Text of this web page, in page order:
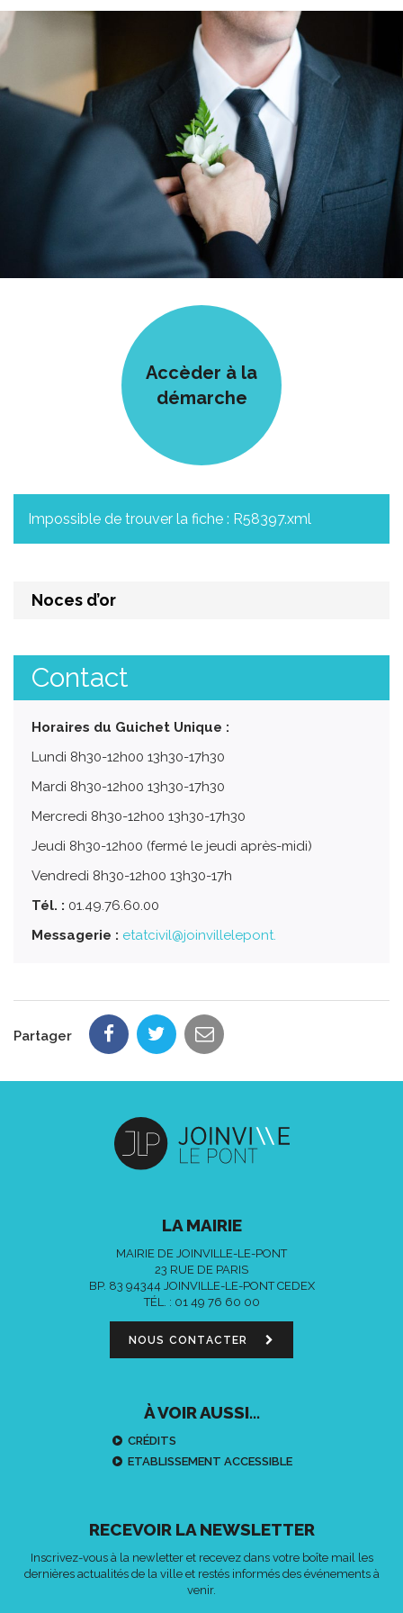
Accèder à la
démarche
Impossible de trouver la fiche : R58397.xml
Noces d’or
Contact
Horaires du Guichet Unique :
Lundi 8h30-12h00 13h30-17h30
Mardi 8h30-12h00 13h30-17h30
Mercredi 8h30-12h00 13h30-17h30
Jeudi 8h30-12h00 (fermé le jeudi après-midi)
Vendredi 8h30-12h00 13h30-17h
Tél. : 01.49.76.60.00
Messagerie : etatcivil@joinvillelepont.
Partager
LA MAIRIE
MAIRIE DE JOINVILLE-LE-PONT
23 RUE DE PARIS
BP. 83 94344 JOINVILLE-LE-PONT CEDEX
TÉL. : 01 49 76 60 00
NOUS CONTACTER
À VOIR AUSSI...
CRÉDITS
ETABLISSEMENT ACCESSIBLE
RECEVOIR LA NEWSLETTER
Inscrivez-vous à la newletter et recevez dans votre boîte mail les
dernières actualités de la ville et restés informés des événements à
venir.